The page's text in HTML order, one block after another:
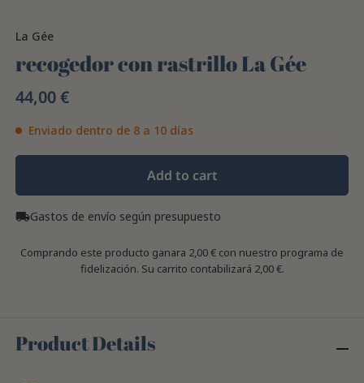
La Gée
recogedor con rastrillo La Gée
44,00 €
Enviado dentro de 8 a 10 días
Add to cart
local_shippingGastos de envío según presupuesto
Comprando este producto ganara 2,00 € con nuestro programa de
fidelización. Su carrito contabilizará 2,00 €.
Product Details